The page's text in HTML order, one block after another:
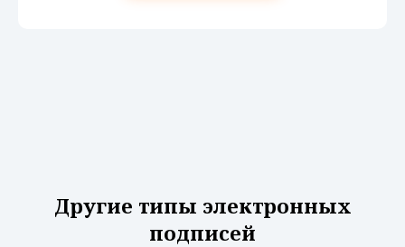
Другие типы электронных
подписей